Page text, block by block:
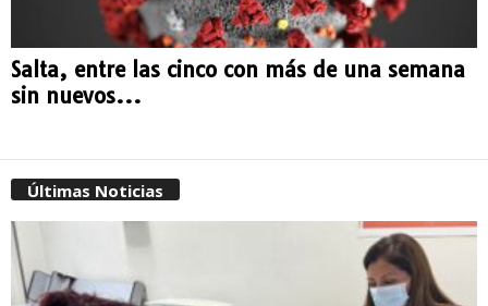
Salta, entre las cinco con más de una semana
sin nuevos...
Últimas Noticias